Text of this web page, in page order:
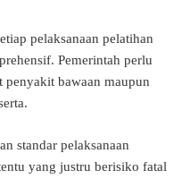
pelaksanaan pelatihan
Pemerintah perlu
penyakit bawaan maupun
standar pelaksanaan
yang justru berisiko fatal